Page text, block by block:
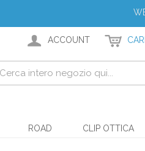
ACCOUNT
ROAD CLIP OTTICA